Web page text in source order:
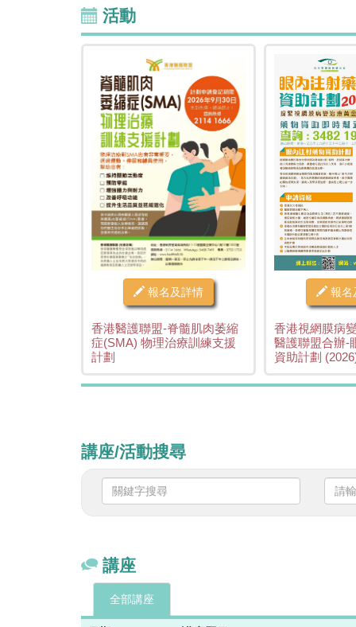
活動
報名及詳情
香港醫護聯盟-脊髓肌肉萎縮
症(SMA) 物理治療訓練支援
計劃
報名
香港視網膜病
醫護聯盟合辦-
資助計劃
講座/活動搜尋
鍵
字
輸
入
講座
全部講座